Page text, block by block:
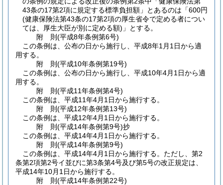
43条の17第2項に規定する標準負担額」とあるのは「600円
(健康保険法第43条の17第2項の厚生省令で定める者につい
ては、厚生大臣が別に定める額) 」とする。
附 則(平成8年条例第6号)
この条例は、公布の日から施行し、平成8年1月1日から適
用する。
附 則(平成10年条例第19号)
この条例は、公布の日から施行し、平成10年4月1日から適
用する。
附 則(平成11年条例第4号)
この条例は、平成11年4月1日から施行する。
附 則(平成12年条例第13号)
この条例は、平成12年4月1日から施行する。
附 則(平成14年条例第9号)抄
この条例は、平成14年4月1日から施行する。
附 則(平成14年条例第9号)
この条例は、平成14年4月1日から施行する。 ただし、第2
条第2項第2号イ並びに第3条第4号及び第5号の改正規定は、
平成14年10月1日から施行する。
附 則(平成14年条例第22号)